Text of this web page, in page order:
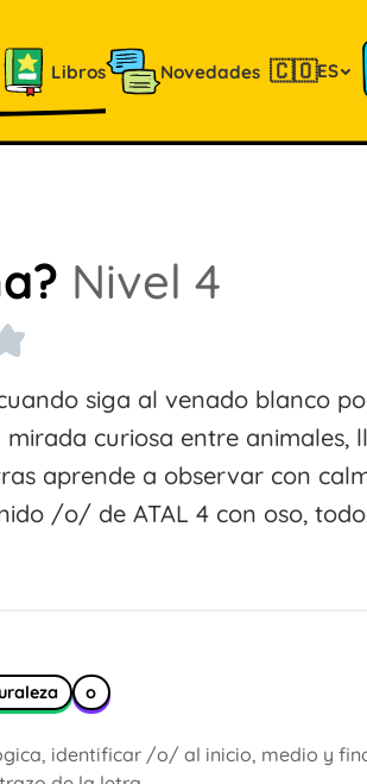
Libros Novedades 🇨🇴ES
Nivel 4
siga al venado blanco
mirada curiosa entre animales,
aprende a observar con
/o/ de ATAL 4 con oso,
o
identificar /o/ al inicio, medio y